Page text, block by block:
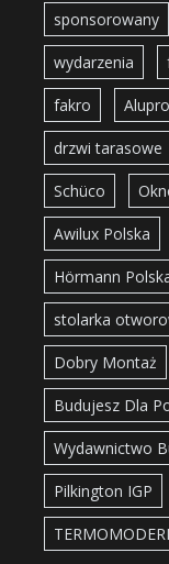
sponsorowany
wydarzenia
fakro
drzwi tarasowe
Schüco
Awilux Polska
Hörmann
stolarka
Dobry Montaż
Budujesz Dla
Wydawnictwo
Pilkington IGP